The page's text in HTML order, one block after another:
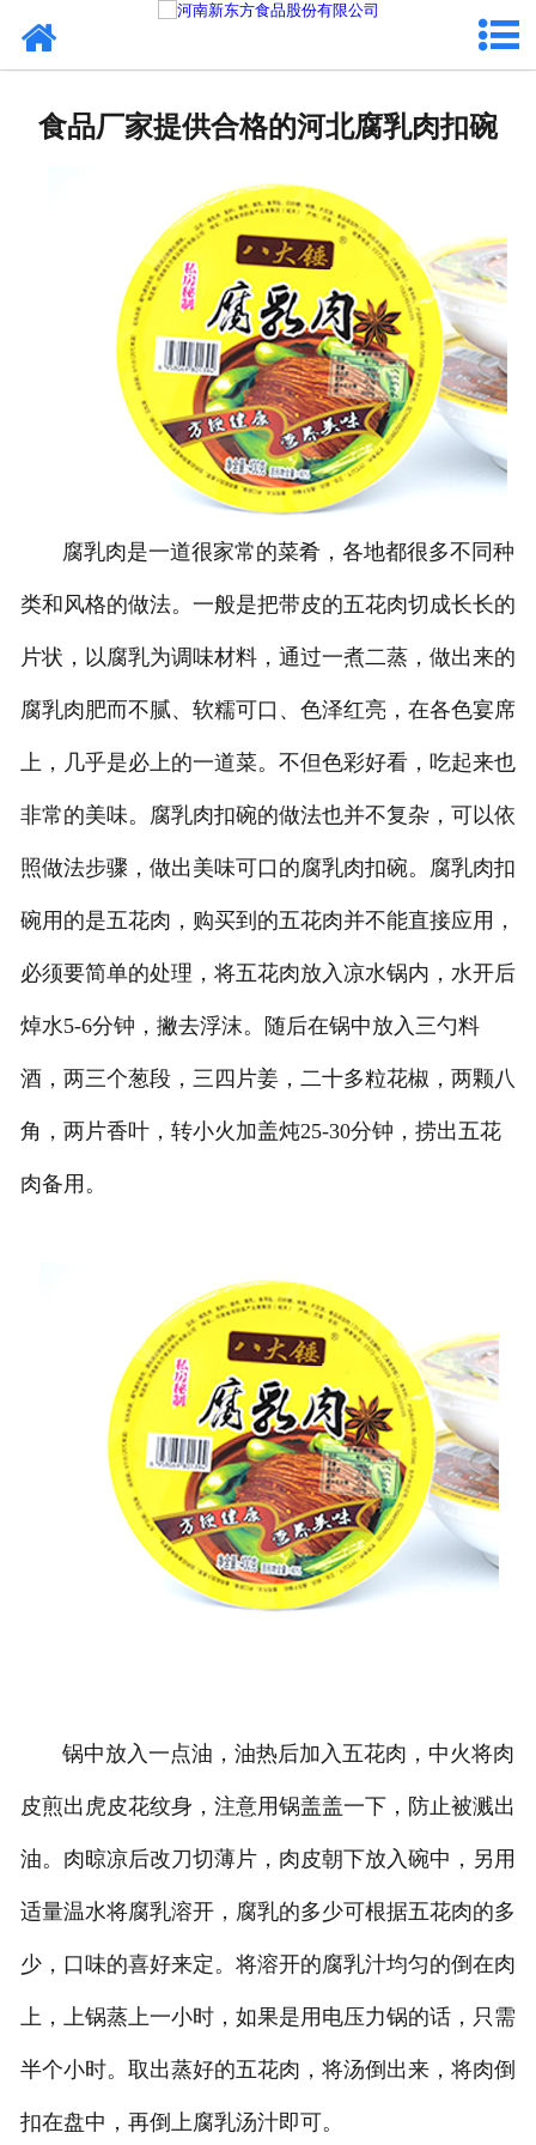
新闻资讯
关于新东方
加入新东方
联系我们
食品厂家提供合格的河北腐乳肉扣碗
腐乳肉是一道很家常的菜肴，各地都很多不同种
类和风格的做法。一般是把带皮的五花肉切成长长的
片状，以腐乳为调味材料，通过一煮二蒸，做出来的
腐乳肉肥而不腻、软糯可口、色泽红亮，在各色宴席
上，几乎是必上的一道菜。不但色彩好看，吃起来也
非常的美味。腐乳肉扣碗的做法也并不复杂，可以依
照做法步骤，做出美味可口的腐乳肉扣碗。腐乳肉扣
碗用的是五花肉，购买到的五花肉并不能直接应用，
必须要简单的处理，将五花肉放入凉水锅内，水开后
焯水5-6分钟，撇去浮沫。随后在锅中放入三勺料
酒，两三个葱段，三四片姜，二十多粒花椒，两颗八
角，两片香叶，转小火加盖炖25-30分钟，捞出五花
肉备用。
锅中放入一点油，油热后加入五花肉，中火将肉
皮煎出虎皮花纹身，注意用锅盖盖一下，防止被溅出
油。肉晾凉后改刀切薄片，肉皮朝下放入碗中，另用
适量温水将腐乳溶开，腐乳的多少可根据五花肉的多
少，口味的喜好来定。将溶开的腐乳汁均匀的倒在肉
上，上锅蒸上一小时，如果是用电压力锅的话，只需
半个小时。取出蒸好的五花肉，将汤倒出来，将肉倒
扣在盘中，再倒上腐乳汤汁即可。